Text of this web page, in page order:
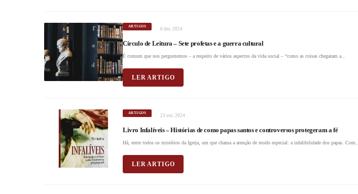
ARTIGOS 6 dez. 2024
Círculo de Leitura – Sete profetas e a guerra cultural
É comum que nos perguntemos – a respeito de vários aspectos da vida social – “como as coisas chegaram a...
LER ARTIGO
ARTIGOS 23 out. 2024
Livro Infalíveis – Histórias de como papas santos e controversos protegeram a fé
Há, entre todos os mistérios da Igreja, um que chama a atenção de modo especial: a infalibilidade dos papas. Com...
LER ARTIGO